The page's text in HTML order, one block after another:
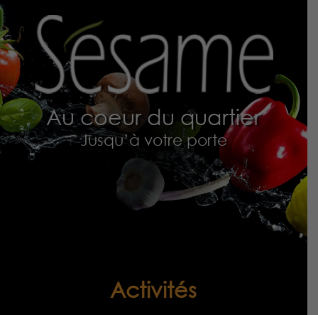
Au coeur du quartier
Jusqu’à votre porte
Activités